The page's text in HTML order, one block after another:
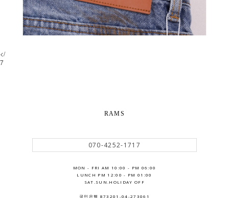
</
7
RAMS
070-4252-1717
MON - FRI AM 10:00 - PM 06:00
LUNCH PM 12:00 - PM 01:00
SAT.SUN.HOLIDAY OFF
국민은행 873201-04-273061